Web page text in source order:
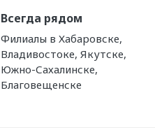
Всегда рядом
Филиалы в Хабаровске,
Владивостоке, Якутске,
Южно-Сахалинске,
Благовещенске